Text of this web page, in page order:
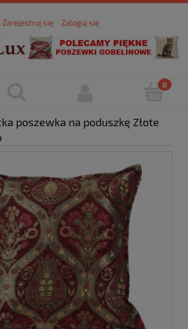
Zarejestruj się Zaloguj się
poszewka na poduszkę Złote